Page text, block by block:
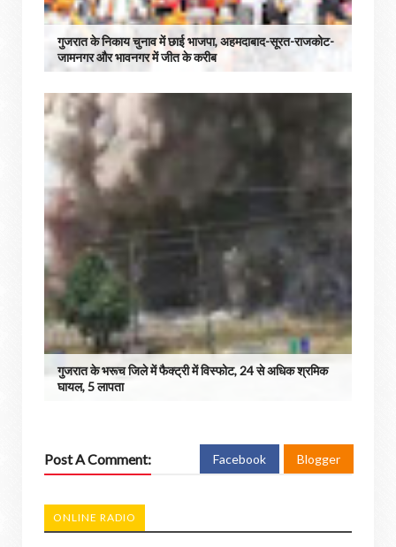
गुजरात के निकाय चुनाव में छाई भाजपा, अहमदाबाद-सूरत-राजकोट-
जामनगर और भावनगर में जीत के करीब
गुजरात के भरूच जिले में फैक्ट्री में विस्फोट, 24 से अधिक श्रमिक
घायल, 5 लापता
Post A Comment: Facebook Blogger
ONLINE RADIO